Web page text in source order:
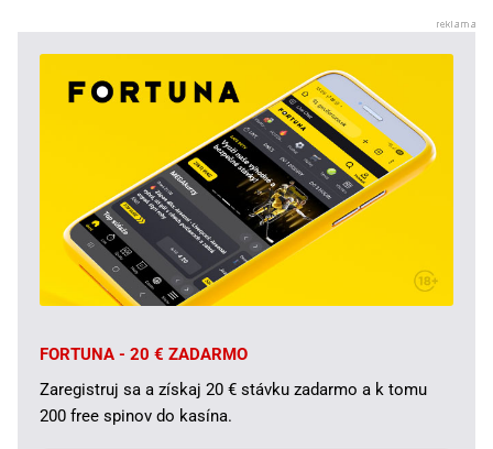
FORTUNA - 20 € ZADARMO
Zaregistruj sa a získaj 20 € stávku zadarmo a k tomu
200 free spinov do kasína.